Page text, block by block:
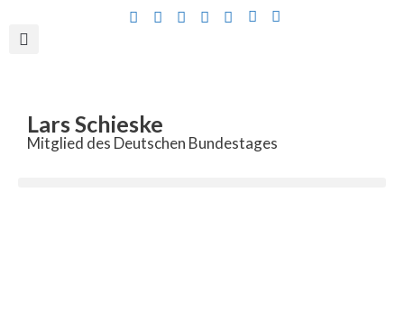
Lars Schieske
Mitglied des Deutschen Bundestages